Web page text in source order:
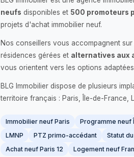
neufs disponibles et 500 promoteurs
projets d'achat immobilier neuf.
Nos conseillers vous accompagnent
résidences gérées et alternatives aux
vous orientent vers les options
BLG Immobilier dispose de plusieurs
territoire français : Paris, Île-de-France,
Immobilier neuf Paris Programme neuf
LMNP
PTZ primo-accédant Statut
Achat neuf Paris 12
Logement neuf